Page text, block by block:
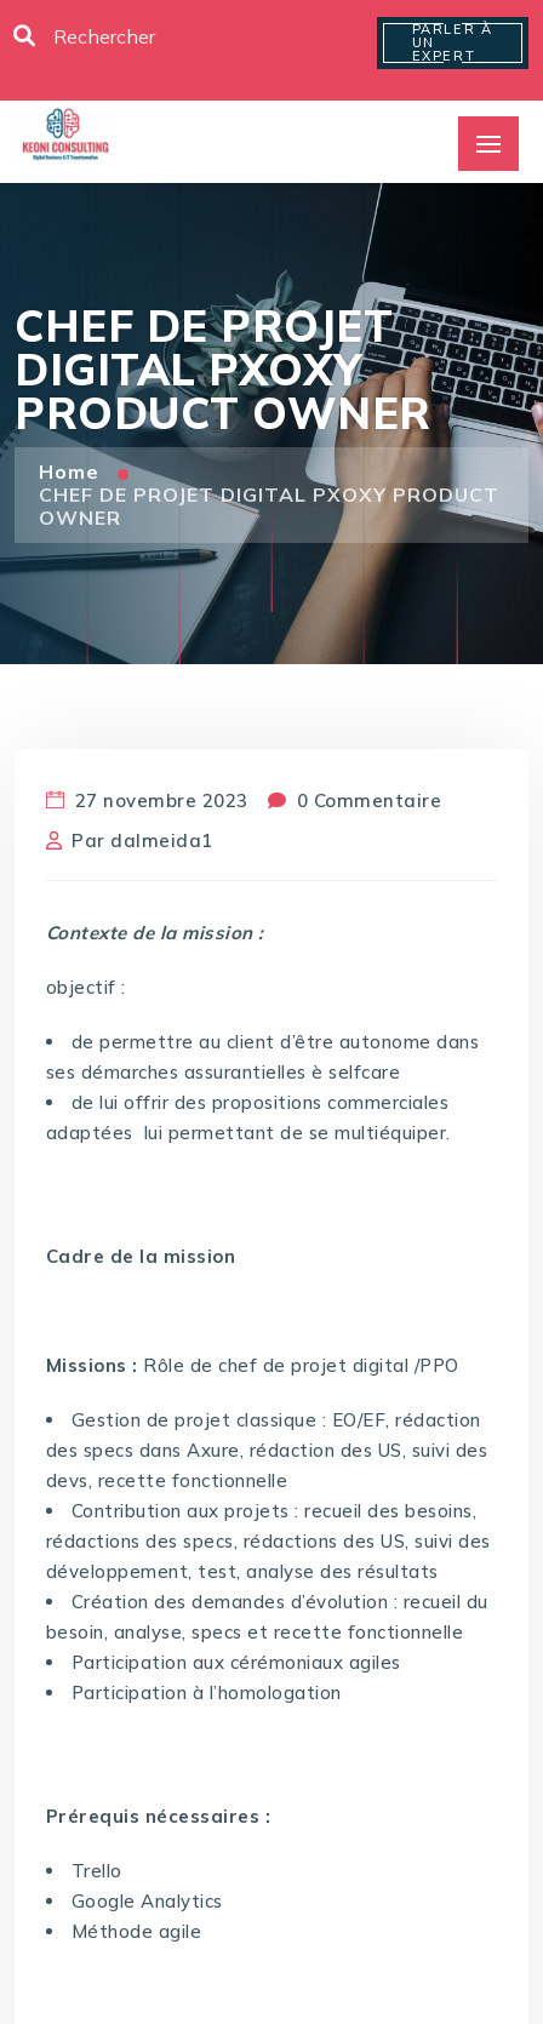
PARLER À
UN
EXPERT
CHEF DE PROJET
DIGITAL PXOXY
PRODUCT OWNER
Home
CHEF DE PROJET DIGITAL PXOXY PRODUCT
OWNER
27 novembre 2023
0 Commentaire
Par dalmeida1
Contexte de la mission :
objectif :
de permettre au client d’être autonome dans
ses démarches assurantielles è selfcare
de lui offrir des propositions commerciales
adaptées lui permettant de se multiéquiper.
Cadre de la mission
Missions : Rôle de chef de projet digital /PPO
Gestion de projet classique : EO/EF, rédaction
des specs dans Axure, rédaction des US, suivi des
devs, recette fonctionnelle
Contribution aux projets : recueil des besoins,
rédactions des specs, rédactions des US, suivi des
développement, test, analyse des résultats
Création des demandes d’évolution : recueil du
besoin, analyse, specs et recette fonctionnelle
Participation aux cérémoniaux agiles
Participation à l’homologation
Prérequis nécessaires :
Trello
Google Analytics
Méthode agile